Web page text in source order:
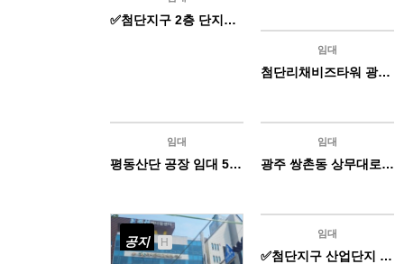
✅첨단지구 2층 단지내 상가 임대 전용 13평 500 / 65 빠른입주 환영!
H
임대
첨단리채비즈타워 광주 사무실 임대 전용 14평
H
임대
평동산단 공장 임대 500평대
H
임대
광주 쌍촌동 상무대로 역세권 신축 상가 임대
공지 H H
임대
✅첨단지구 산업단지 내 전용 단독 사무실 주차장 완비+서 비스면적 + 넓은 테라스 !